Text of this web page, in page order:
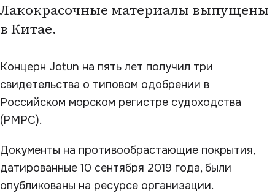
Лакокрасочные материалы выпущены
в Китае.
Концерн Jotun на пять лет получил три
свидетельства о типовом одобрении в
Российском морском регистре судоходства
(РМРС).
Документы на противообрастающие покрытия,
датированные 10 сентября 2019 года, были
опубликованы на ресурсе организации.